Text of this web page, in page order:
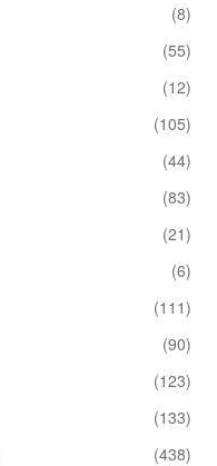
(8)
(55)
(12)
(105)
(44)
(83)
(21)
(6)
(111)
(90)
(123)
(133)
(438)